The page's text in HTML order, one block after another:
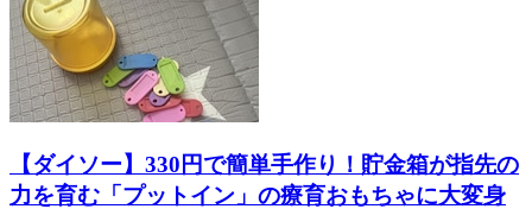
【ダイソー】330円で簡単手作り！貯金箱が指先の
力を育む「プットイン」の療育おもちゃに大変身